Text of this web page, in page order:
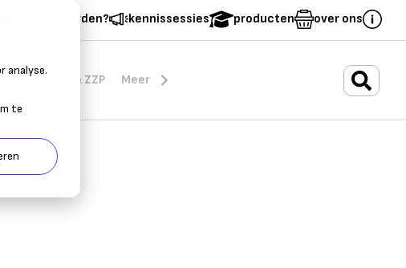
analyse.
te
partner worden? kennissessies producten over ons
Starten & ZZP Meer